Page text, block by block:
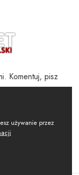
Komentuj, pisz
używanie przez